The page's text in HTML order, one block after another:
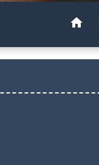
home